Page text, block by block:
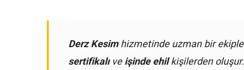
Derz Kesimhizmetinde uzman bir
sertifikalıve işinde ehilkişilerden oluşur.